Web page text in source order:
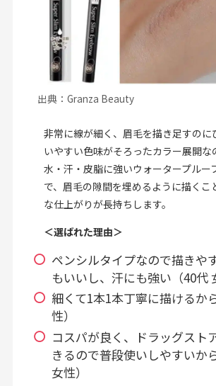
出典：Granza Beauty
非常に線が細く、眉毛を描き足すのに
いやすい色味がそろったカラー展開な
水・汗・皮脂に強いウォータープルー
で、眉毛の隙間を埋めるように描くこ
な仕上がりが長持ちします。
＜選ばれた理由＞
ペンシルタイプなので描きや
もいいし、汗にも強い（40代
細くて1本1本丁寧に描けるか
性）
コスパが良く、ドラッグスト
きるので普段使いしやすいか
女性）